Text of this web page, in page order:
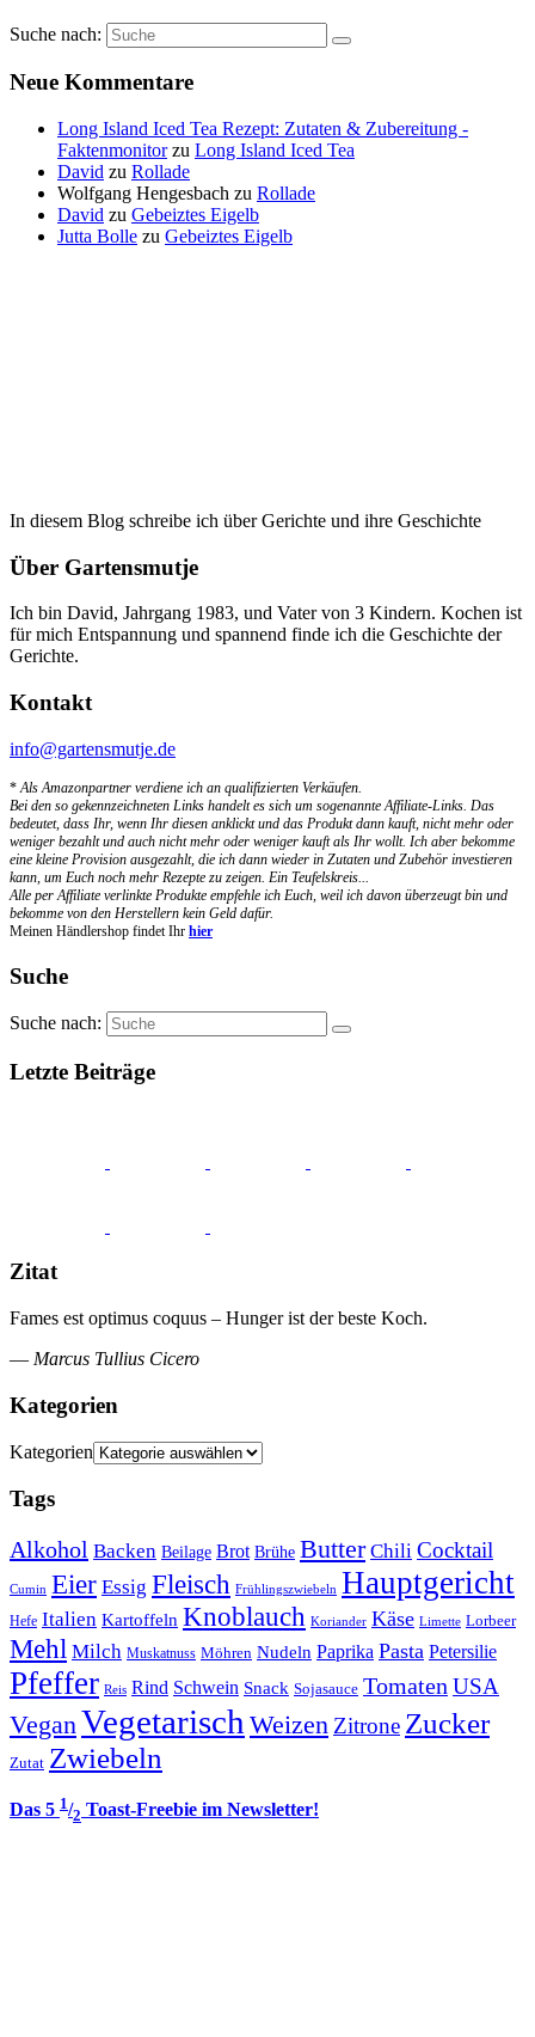
Suche nach:
Neue Kommentare
Long Island Iced Tea Rezept: Zutaten & Zubereitung -
Faktenmonitorzu Long Island Iced Tea
David zu Rollade
Wolfgang Hengesbach zu Rollade
David zu Gebeiztes Eigelb
Jutta Bolle zu Gebeiztes Eigelb
In diesem Blog schreibe ich über Gerichte und ihre Geschichte
Über Gartensmutje
Ich bin David, Jahrgang 1983, und Vater von 3 Kindern. Kochen ist
für mich Entspannung und spannend finde ich die Geschichte der
Gerichte.
Kontakt
info@gartensmutje.de
*Als Amazonpartner verdiene ich an qualifizierten Verkäufen.
Bei den so gekennzeichneten Links handelt es sich um sogenannte Affiliate-Links. Das
bedeutet, dass Ihr, wenn Ihr diesen anklickt und das Produkt dann kauft, nicht mehr oder
weniger bezahlt und auch nicht mehr oder weniger kauft als Ihr wollt. Ich aber bekomme
eine kleine Provision ausgezahlt, die ich dann wieder in Zutaten und Zubehör investieren
kann, um Euch noch mehr Rezepte zu zeigen. Ein Teufelskreis...
Alle per Affiliate verlinkte Produkte empfehle ich Euch, weil ich davon überzeugt bin und
bekomme von den Herstellern kein Geld dafür.
Meinen Händlershop findet Ihr hier
Suche
Suche nach:
Letzte Beiträge
Zitat
Fames est optimus coquus – Hunger ist der beste Koch.
— Marcus Tullius Cicero
Kategorien
Kategorien
Tags
Alkohol Backen Beilage Brot Brühe Butter Chili Cocktail
Cumin Eier Essig Fleisch Frühlingszwiebeln Hauptgericht
Hefe Italien Kartoffeln Knoblauch Koriander Käse Limette Lorbeer
Mehl Milch Muskatnuss Möhren Nudeln Paprika Pasta Petersilie
Pfeffer Reis Rind Schwein Snack Sojasauce Tomaten USA
VeganVegetarisch Weizen Zitrone Zucker
Zutat Zwiebeln
Das 5 1/2 Toast-Freebie im Newsletter!